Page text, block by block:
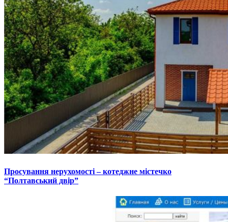
Просування нерухомості – котеджне містечко
“Полтавський двір”